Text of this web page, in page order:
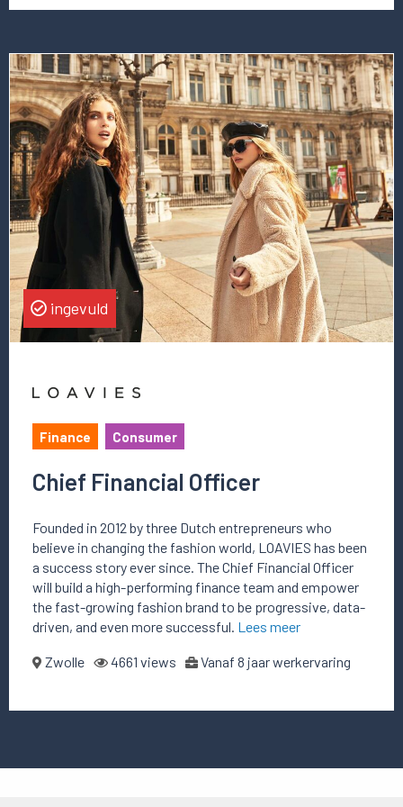
Lees
meer
over
deze
vacature
Chief
Financial
Officer
ingevuld
Finance Consumer
Chief Financial Officer
Founded in 2012 by three Dutch entrepreneurs who
believe in changing the fashion world, LOAVIES has been
a success story ever since. The Chief Financial Officer
will build a high-performing finance team and empower
the fast-growing fashion brand to be progressive, data-
driven, and even more successful. Lees meer
Zwolle 4661 views Vanaf 8 jaar werkervaring